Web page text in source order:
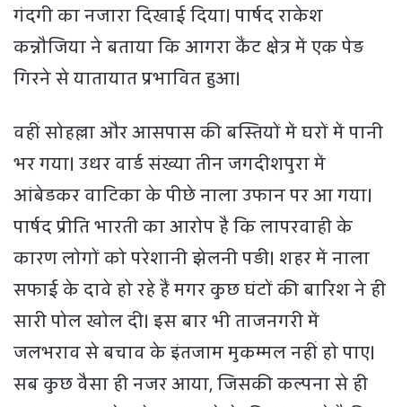
गंदगी का नजारा दिखाई दिया। पार्षद राकेश
कन्नौजिया ने बताया कि आगरा कैंट क्षेत्र में एक पेड़
गिरने से यातायात प्रभावित हुआ।
वहीं सोहल्ला और आसपास की बस्तियों में घरों में पानी
भर गया। उधर वार्ड संख्या तीन जगदीशपुरा में
आंबेडकर वाटिका के पीछे नाला उफान पर आ गया।
पार्षद प्रीति भारती का आरोप है कि लापरवाही के
कारण लोगों को परेशानी झेलनी पड़ी। शहर में नाला
सफाई के दावे हो रहे हैं मगर कुछ घंटों की बारिश ने ही
सारी पोल खोल दी। इस बार भी ताजनगरी में
जलभराव से बचाव के इंतजाम मुकम्मल नहीं हो पाए।
सब कुछ वैसा ही नजर आया, जिसकी कल्पना से ही